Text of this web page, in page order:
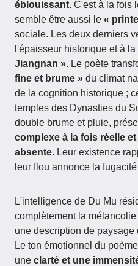
éblouissant. C'est à la fois
semble être aussi le «
sociale. Les deux derniers
l'épaisseur historique et à
Jiangnan ». Le poète
fine et brume » du climat
de la cognition historique ;
temples des Dynasties du
double brume et pluie,
complexe à la fois réelle
absente. Leur existence
leur flou annonce la
L'intelligence de Du Mu
complètement la
une description de
Le ton émotionnel du
une clarté et une